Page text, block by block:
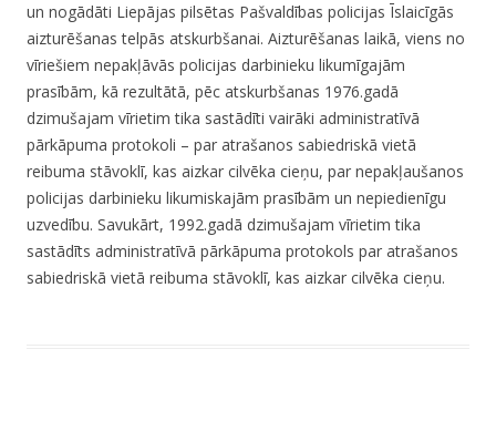
un nogādāti Liepājas pilsētas Pašvaldības policijas Īslaicīgās
aizturēšanas telpās atskurbšanai. Aizturēšanas laikā, viens no
vīriešiem nepakļāvās policijas darbinieku likumīgajām
prasībām, kā rezultātā, pēc atskurbšanas 1976.gadā
dzimušajam vīrietim tika sastādīti vairāki administratīvā
pārkāpuma protokoli – par atrašanos sabiedriskā vietā
reibuma stāvoklī, kas aizkar cilvēka cieņu, par nepakļaušanos
policijas darbinieku likumiskajām prasībām un nepiedienīgu
uzvedību. Savukārt, 1992.gadā dzimušajam vīrietim tika
sastādīts administratīvā pārkāpuma protokols par atrašanos
sabiedriskā vietā reibuma stāvoklī, kas aizkar cilvēka cieņu.